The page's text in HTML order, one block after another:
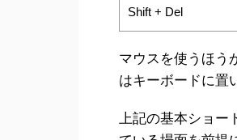
Shift + Del
マウスを使うほう
はキーボードに置
上記の基本ショ